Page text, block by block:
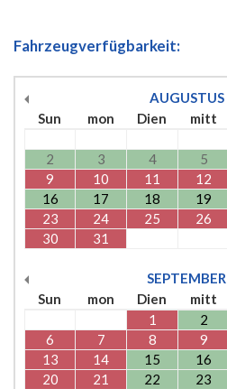
Fahrzeugverfügbarkeit:
AUGUSTUS
Sun
mon Dien mitt
2
3 4 5
9
10 11 12
16
17 18 19
23
24 25 26
30
31
SEPTEMBER
Sun
mon Dien mitt
1
2
6
7 8 9
13
14 15 16
20
21 22 23